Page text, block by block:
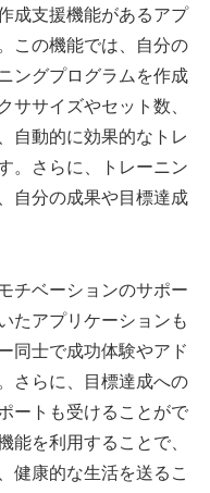
成支援機能があるアプ
この機能では、自分の
ングプログラムを作成
ササイズやセット数、
自動的に効果的なトレ
。さらに、トレーニン
自分の成果や目標達成
チベーションのサポー
たアプリケーションも
同士で成功体験やアド
さらに、目標達成への
ートも受けることがで
能を利用することで、
健康的な生活を送るこ